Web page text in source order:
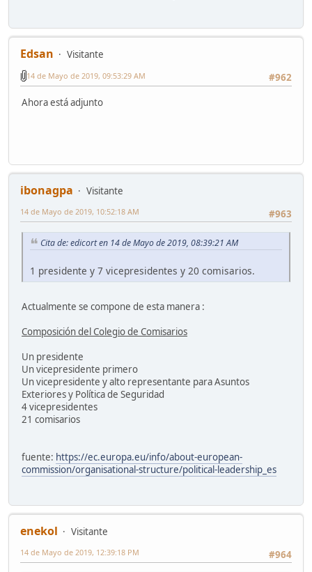
Edsan
Visitante
#962
14 de Mayo de 2019, 09:53:29 AM
Ahora está adjunto
ibonagpa
Visitante
#963
14 de Mayo de 2019, 10:52:18 AM
Cita de: edicort en 14 de Mayo de 2019, 08:39:21 AM
1 presidente y 7 vicepresidentes y 20 comisarios.
Actualmente se compone de esta manera :
Composición del Colegio de Comisarios
Un presidente
Un vicepresidente primero
Un vicepresidente y alto representante para Asuntos
Exteriores y Política de Seguridad
4 vicepresidentes
21 comisarios
fuente: https://ec.europa.eu/info/about-european-
commission/organisational-structure/political-leadership_es
enekol
Visitante
#964
14 de Mayo de 2019, 12:39:18 PM